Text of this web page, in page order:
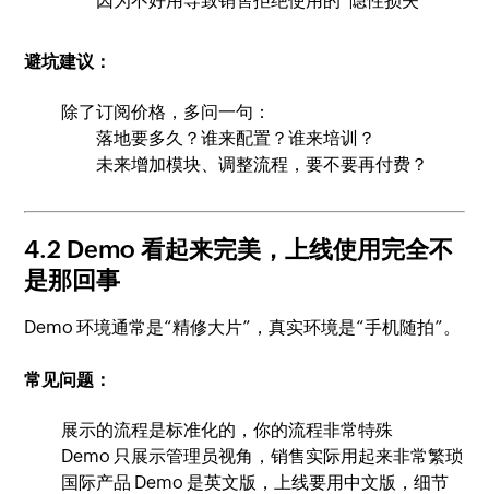
避坑建议：
除了订阅价格，多问一句：
落地要多久？谁来配置？谁来培训？
未来增加模块、调整流程，要不要再付费？
4.2 Demo 看起来完美，上线使用完全不
是那回事
Demo 环境通常是“精修大片”，真实环境是“手机随拍”。
常见问题：
展示的流程是标准化的，你的流程非常特殊
Demo 只展示管理员视角，销售实际用起来非常繁琐
国际产品 Demo 是英文版，上线要用中文版，细节